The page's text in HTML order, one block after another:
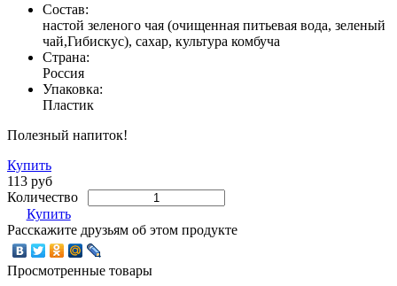
Состав:
настой зеленого чая (очищенная питьевая вода, зеленый
чай,Гибискус), сахар, культура комбуча
Страна:
Россия
Упаковка:
Пластик
Полезный напиток!
Купить
113 руб
Количество
Купить
Расскажите друзьям об этом продукте
Просмотренные товары